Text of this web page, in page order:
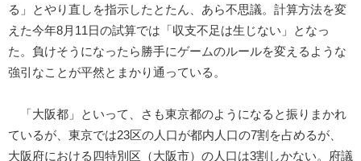
る」とやり直しを指示したとたん、あら不思議。計算方法を変
えた今年8月11日の試算では「収支不足は生じない」となっ
た。負けそうになったら勝手にゲームのルールを変えるような
強引なことが平然とまかり通っている。
「大阪都」といって、さも東京都のようになると振りまかれ
ているが、東京では23区の人口が都内人口の7割を占めるが、
大阪府における四特別区（大阪市）の人口は3割しかない。府議